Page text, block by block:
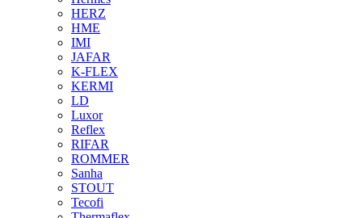
HERZ
HME
IMI
JAFAR
K-FLEX
KERMI
LD
Luxor
Reflex
RIFAR
ROMMER
Sanha
STOUT
Tecofi